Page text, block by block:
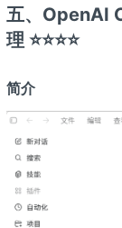
五、OpenAI
理 ⭐⭐⭐⭐
简介